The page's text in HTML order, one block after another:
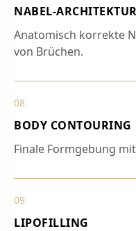
NABEL-ARCHITEKTUR
Anatomisch korrekte
von Brüchen.
08
BODY CONTOURING
Finale Formgebung
09
LIPOFILLING